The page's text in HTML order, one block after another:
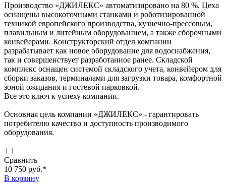
Производство «ДЖИЛЕКС» автоматизировано на 80 %. Цеха
оснащены высокоточными станками и роботизированной
техникой европейского производства, кузнечно-прессовым,
плавильным и литейным оборудованием, а также сборочными
конвейерами. Конструкторский отдел компании
разрабатывает как новое оборудование для водоснабжения,
так и совершенствует разработанное ранее. Складской
комплекс оснащен системой складского учета, конвейером для
сборки заказов, терминалами для загрузки товара, комфортной
зоной ожидания и гостевой парковкой.
Все это ключ к успеху компании.
Основная цель компании «ДЖИЛЕКС» - гарантировать
потребителю качество и доступность производимого
оборудования.
Сравнить
10 750 руб.*
В корзину